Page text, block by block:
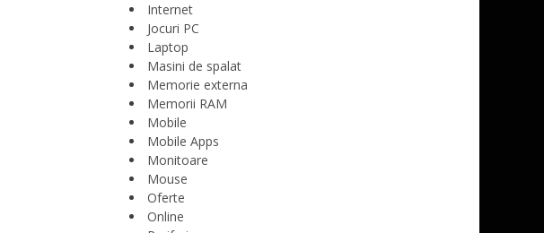
Internet
Jocuri PC
Laptop
Masini de spalat
Memorie externa
Memorii RAM
Mobile
Mobile Apps
Monitoare
Mouse
Oferte
Online